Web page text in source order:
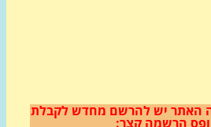
יש להרשם מחדש לקבלת
קצר: